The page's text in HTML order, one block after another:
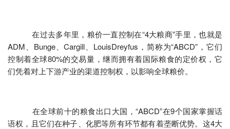
在过去多年里，粮价一直控制在“4大粮商”手里，也就是
ADM、Bunge、Cargill、LouisDreyfus，简称为“ABCD”，它们
控制着全球80%的交易量，继而拥有着国际粮食的定价权，它
们凭着对上下游产业的渠道控制权，以影响全球粮价。
在全球前十的粮食出口大国，“ABCD”在9个国家掌握话
语权，且它们在种子、化肥等所有环节都有着垄断优势。这4大